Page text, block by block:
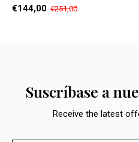
€144,00 €251,00
Suscríbase a
Receive the latest